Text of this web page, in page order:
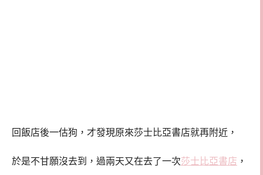
回飯店後一估狗，才發現原來莎士比亞書店就再附近，
於是不甘願沒去到，過兩天又在去了一次莎士比亞書店 ，